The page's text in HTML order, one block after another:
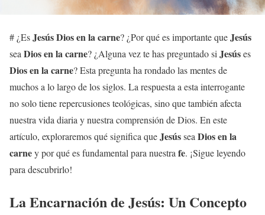
# ¿EsJesúsDios en la carne? ¿Por qué es importante queJesús
sea Dios en la carne? ¿Alguna vez te has preguntado si Jesúses
Dios en la carne? Esta pregunta ha rondado las mentes de
muchos a lo largo de los siglos. La respuesta a esta interrogante
no solo tiene repercusiones teológicas, sino que también afecta
nuestra vida diaria y nuestra comprensión de Dios. En este
artículo, exploraremos qué significa queJesússea Dios en la
carney por qué es fundamental para nuestra fe. ¡Sigue leyendo
para descubrirlo!
La Encarnación de Jesús: Un Concepto